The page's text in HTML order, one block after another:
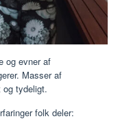
og evner af
Masser af
og tydeligt.
folk deler: